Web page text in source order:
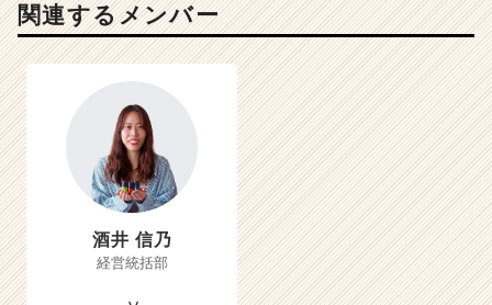
関連するメンバー
酒井 信乃
経営統括部